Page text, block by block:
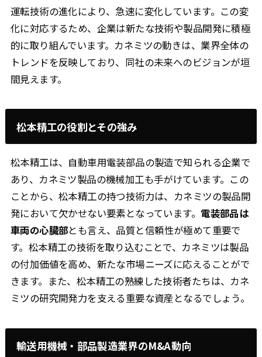
運転技術の進化により、急速に変化しています。この変
化に対応するため、企業は新たな技術や製品開発に積極
的に取り組んでいます。カネミツの動きは、業界全体の
トレンドを反映しており、同社の未来へのビジョンが垣
間見えます。
松本精工の役割とその強み
松本精工は、自動車用電装部品の製造で知られる企業で
あり、カネミツ製品の機械加工も手がけています。この
ことから、松本精工の持つ技術力は、カネミツの製品開
発において欠かせない要素となっています。 電装部品は
車両の心臓部とも言え、品質と信頼性が極めて重要で
す。松本精工の技術を取り込むことで、カネミツは製品
の付加価値を高め、新たな市場ニーズに応えることがで
きます。また、松本精工の熟練した技術者たちは、カネ
ミツの研究開発力を支える重要な資産となるでしょう。
輸送用機械・部品製造業界のM&A動向